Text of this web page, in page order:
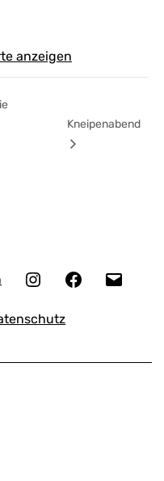
anzeigen
Kneipenabend
InstagramFacebook